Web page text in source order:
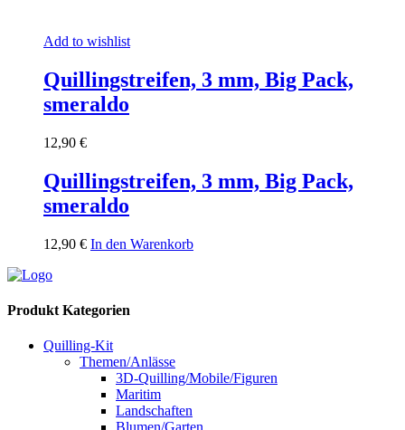
Add to wishlist
Quillingstreifen, 3 mm, Big Pack,
smeraldo
12,90 €
Quillingstreifen, 3 mm, Big Pack,
smeraldo
12,90 € In den Warenkorb
Produkt Kategorien
Quilling-Kit
Themen/Anlässe
3D-Quilling/Mobile/Figuren
Maritim
Landschaften
Blumen/Garten